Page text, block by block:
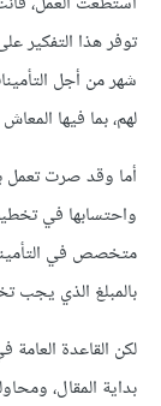
توفر هذا التفكير
شهر من أجل
لهم، بما فيها
أما وقد صرت تعمل
واحتسابها في
متخصص في
بالمبلغ الذي يجب
لكن القاعدة
بداية المقال،